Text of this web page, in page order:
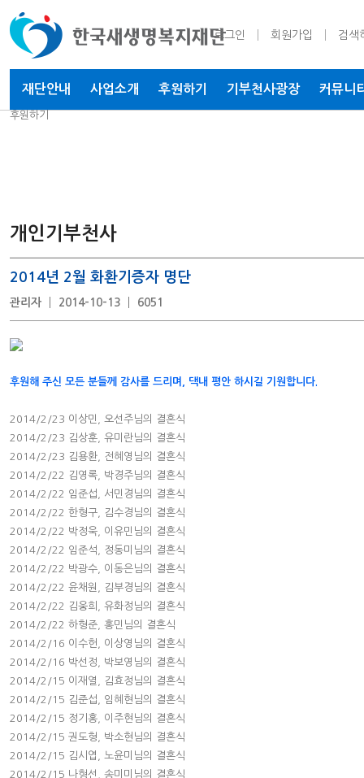
재단안내 사업소개 후원하기 기부천사광장 커뮤니
로그인 회원가입 검색
후원하기
개인기부천사
2014년 2월 화환기증자 명단
관리자 2014-10-13 6051
후원해 주신 모든 분들께 감사를 드리며, 댁내 평안 하시길 기원합니다.
2014/2/23 이상민, 오선주님의 결혼식
2014/2/23 김상훈, 유미란님의 결혼식
2014/2/23 김용환, 전혜영님의 결혼식
2014/2/22 김영록, 박경주님의 결혼식
2014/2/22 임준섭, 서민경님의 결혼식
2014/2/22 한형구, 김수경님의 결혼식
2014/2/22 박정욱, 이유민님의 결혼식
2014/2/22 임준석, 정동미님의 결혼식
2014/2/22 박광수, 이동은님의 결혼식
2014/2/22 윤채원, 김부경님의 결혼식
2014/2/22 김웅희, 유화정님의 결혼식
2014/2/22 하형준, 홍민님의 결혼식
2014/2/16 이수헌, 이상영님의 결혼식
2014/2/16 박선정, 박보영님의 결혼식
2014/2/15 이재열, 김효정님의 결혼식
2014/2/15 김준섭, 임혜현님의 결혼식
2014/2/15 정기홍, 이주현님의 결혼식
2014/2/15 권도형, 박소현님의 결혼식
2014/2/15 김시엽, 노윤미님의 결혼식
2014/2/15 나형선, 송미미님의 결혼식